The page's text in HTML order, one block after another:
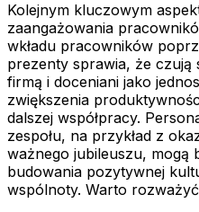
Kolejnym kluczowym
zaangażowania
wkładu pracowników
prezenty sprawia, że czują
firmą i doceniani jako
zwiększenia
dalszej współpracy.
zespołu, na przykład z
ważnego jubileuszu, mogą
budowania pozytywnej
wspólnoty. Warto